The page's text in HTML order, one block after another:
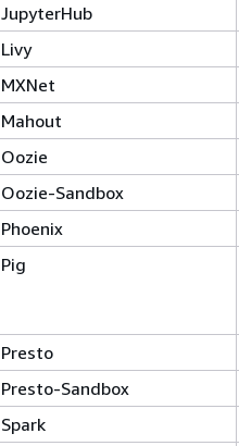
JupyterHub
Livy
MXNet
Mahout
Oozie
Oozie-Sandbox
Phoenix
Pig
Presto
Presto-Sandbox
Spark